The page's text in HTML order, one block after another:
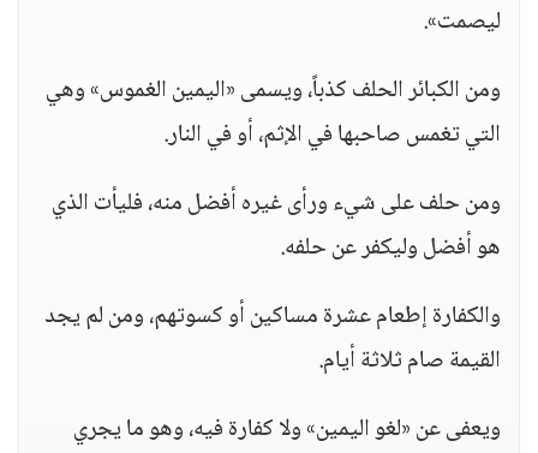
ليصمت».
ومن الكبائر الحلف كذباً، ويسمى «اليمين الغموس» وهي
التي تغمس صاحبها في الإثم، أو في النار.
ومن حلف على شيء ورأى غيره أفضل منه، فليأت الذي
هو أفضل وليكفر عن حلفه.
والكفارة إطعام عشرة مساكين أو كسوتهم، ومن لم يجد
القيمة صام ثلاثة أيام.
ويعفى عن «لغو اليمين» ولا كفارة فيه، وهو ما يجري